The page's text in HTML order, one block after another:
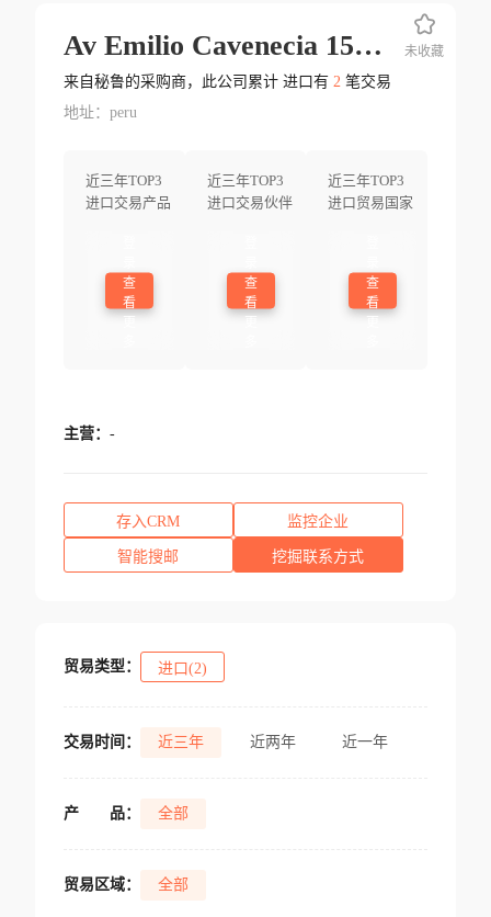
Av Emilio Cavenecia 151 Of 607 Miraflores C P
来自秘鲁的采购商，此公司累计 进口有 2笔交易
地址：peru
近三年TOP3
进口交易产品
查
看
近三年TOP3
进口交易伙伴
查
看
近三年TOP3
进口贸易国家
查
看
未收藏
主营： -
存入CRM 监控企业
智能搜邮 挖掘联系方式
贸易类型： 进口(2)
交易时间： 近三年 近两年 近一年
产 品： 全部
贸易区域： 全部